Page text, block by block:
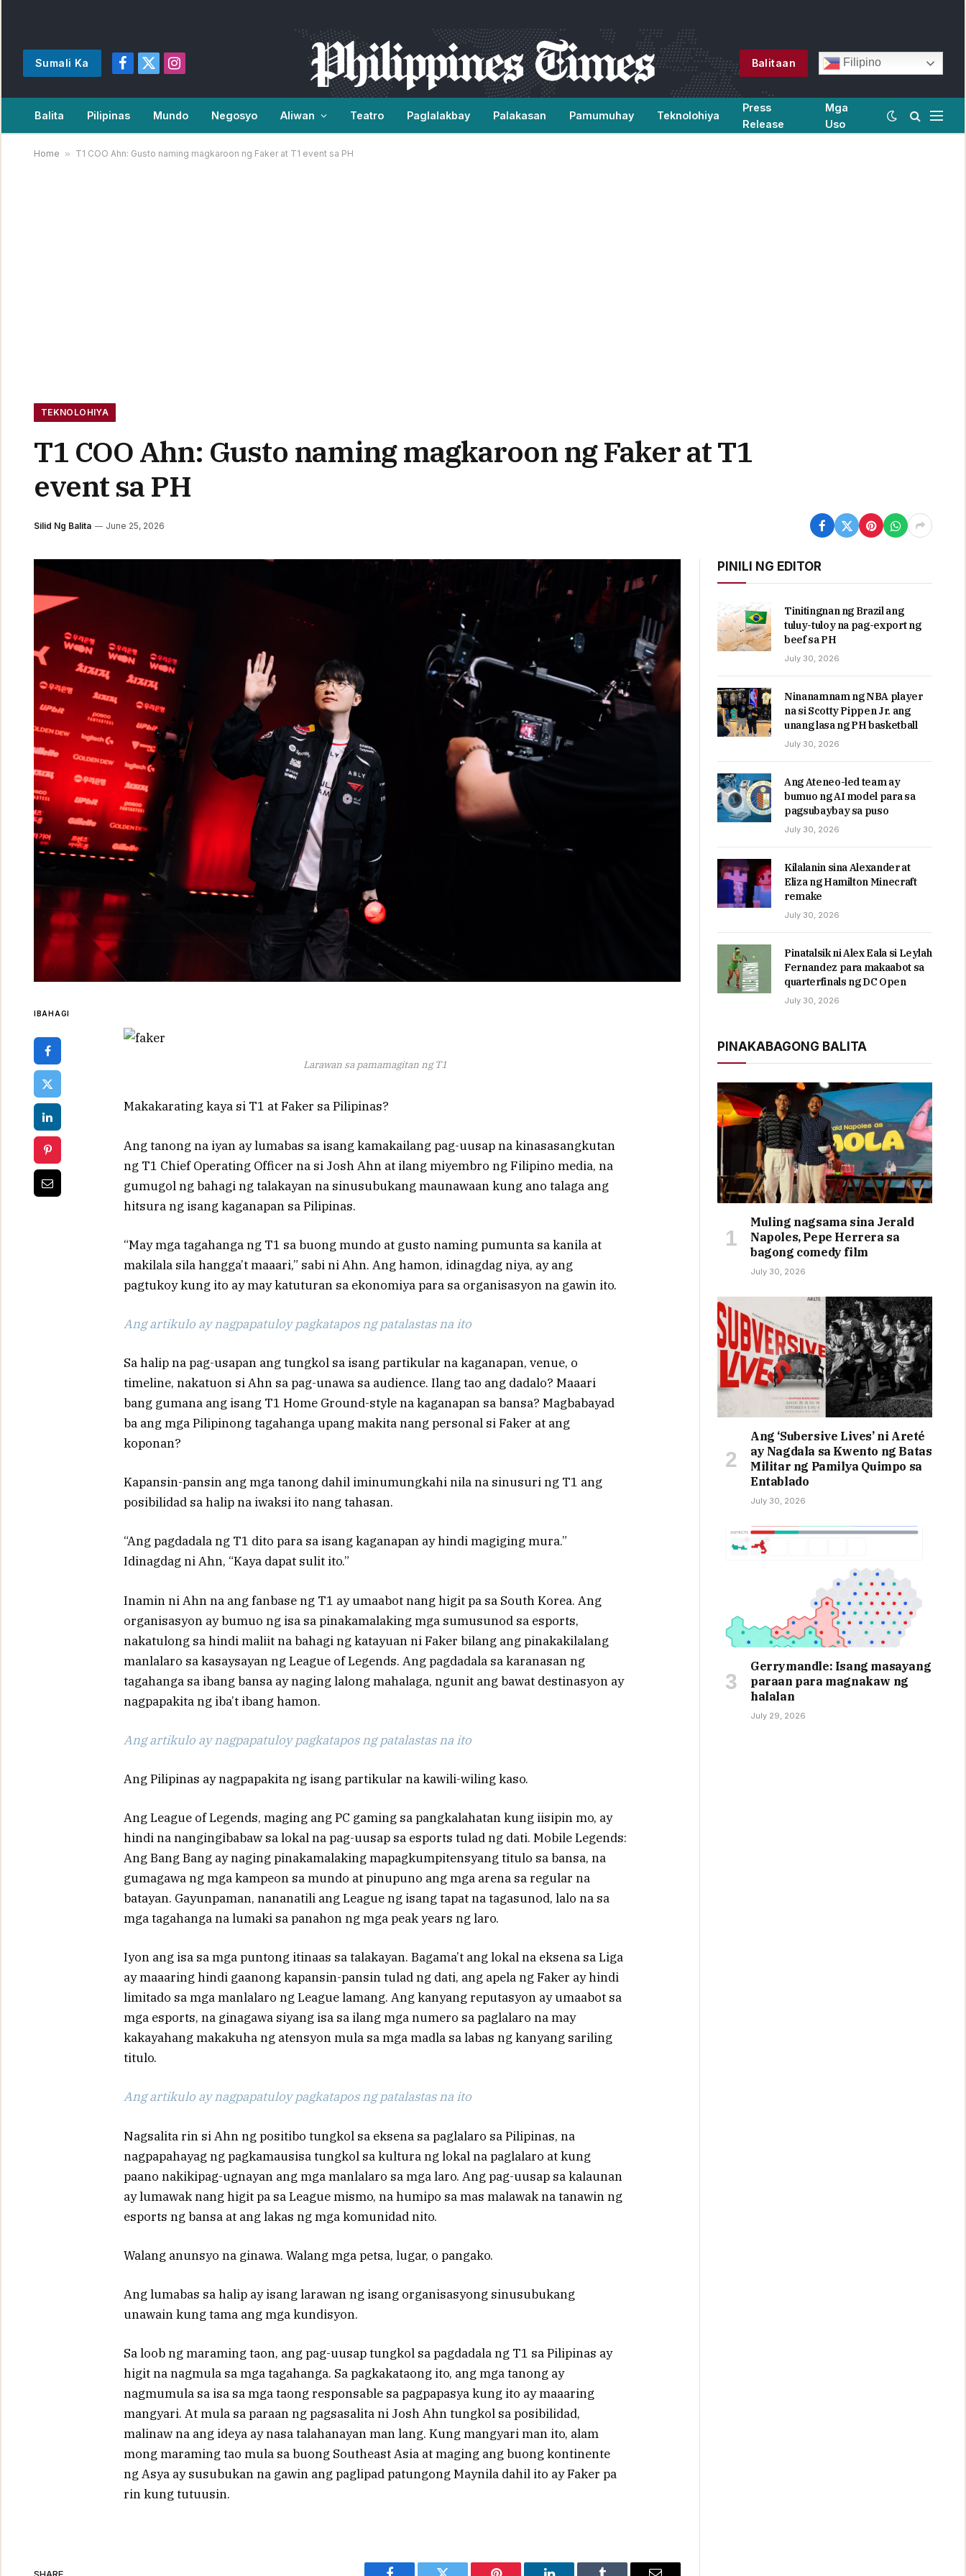
Sumali Ka
Facebook
X
Instagram
Balitaan Filipino
Balita Pilipinas Mundo Negosyo Aliwan Teatro Paglalakbay Palakasan Pamumuhay Teknolohiya
Press
Release
Mga
Uso
Home » T1 COO Ahn: Gusto naming magkaroon ng Faker at T1 event sa PH
TEKNOLOHIYA
T1 COO Ahn: Gusto naming magkaroon ng Faker at T1
event sa PH
Silid Ng Balita June 25, 2026
IBAHAGI
Larawan sa pamamagitan ng T1
Makakarating kaya si T1 at Faker sa Pilipinas?
Ang tanong na iyan ay lumabas sa isang kamakailang pag-uusap na kinasasangkutan
ng T1 Chief Operating Officer na si Josh Ahn at ilang miyembro ng Filipino media, na
gumugol ng bahagi ng talakayan na sinusubukang maunawaan kung ano talaga ang
hitsura ng isang kaganapan sa Pilipinas.
“May mga tagahanga ng T1 sa buong mundo at gusto naming pumunta sa kanila at
makilala sila hangga’t maaari,” sabi ni Ahn. Ang hamon, idinagdag niya, ay ang
pagtukoy kung ito ay may katuturan sa ekonomiya para sa organisasyon na gawin ito.
Ang artikulo ay nagpapatuloy pagkatapos ng patalastas na ito
Sa halip na pag-usapan ang tungkol sa isang partikular na kaganapan, venue, o
timeline, nakatuon si Ahn sa pag-unawa sa audience. Ilang tao ang dadalo? Maaari
bang gumana ang isang T1 Home Ground-style na kaganapan sa bansa? Magbabayad
ba ang mga Pilipinong tagahanga upang makita nang personal si Faker at ang
koponan?
Kapansin-pansin ang mga tanong dahil iminumungkahi nila na sinusuri ng T1 ang
posibilidad sa halip na iwaksi ito nang tahasan.
“Ang pagdadala ng T1 dito para sa isang kaganapan ay hindi magiging mura.”
Idinagdag ni Ahn, “Kaya dapat sulit ito.”
Inamin ni Ahn na ang fanbase ng T1 ay umaabot nang higit pa sa South Korea. Ang
organisasyon ay bumuo ng isa sa pinakamalaking mga sumusunod sa esports,
nakatulong sa hindi maliit na bahagi ng katayuan ni Faker bilang ang pinakakilalang
manlalaro sa kasaysayan ng League of Legends. Ang pagdadala sa karanasan ng
tagahanga sa ibang bansa ay naging lalong mahalaga, ngunit ang bawat destinasyon ay
nagpapakita ng iba’t ibang hamon.
Ang artikulo ay nagpapatuloy pagkatapos ng patalastas na ito
Ang Pilipinas ay nagpapakita ng isang partikular na kawili-wiling kaso.
Ang League of Legends, maging ang PC gaming sa pangkalahatan kung iisipin mo, ay
hindi na nangingibabaw sa lokal na pag-uusap sa esports tulad ng dati. Mobile Legends:
Ang Bang Bang ay naging pinakamalaking mapagkumpitensyang titulo sa bansa, na
gumagawa ng mga kampeon sa mundo at pinupuno ang mga arena sa regular na
batayan. Gayunpaman, nananatili ang League ng isang tapat na tagasunod, lalo na sa
mga tagahanga na lumaki sa panahon ng mga peak years ng laro.
Iyon ang isa sa mga puntong itinaas sa talakayan. Bagama’t ang lokal na eksena sa Liga
ay maaaring hindi gaanong kapansin-pansin tulad ng dati, ang apela ng Faker ay hindi
limitado sa mga manlalaro ng League lamang. Ang kanyang reputasyon ay umaabot sa
mga esports, na ginagawa siyang isa sa ilang mga numero sa paglalaro na may
kakayahang makakuha ng atensyon mula sa mga madla sa labas ng kanyang sariling
titulo.
Ang artikulo ay nagpapatuloy pagkatapos ng patalastas na ito
Nagsalita rin si Ahn ng positibo tungkol sa eksena sa paglalaro sa Pilipinas, na
nagpapahayag ng pagkamausisa tungkol sa kultura ng lokal na paglalaro at kung
paano nakikipag-ugnayan ang mga manlalaro sa mga laro. Ang pag-uusap sa kalaunan
ay lumawak nang higit pa sa League mismo, na humipo sa mas malawak na tanawin ng
esports ng bansa at ang lakas ng mga komunidad nito.
Walang anunsyo na ginawa. Walang mga petsa, lugar, o pangako.
Ang lumabas sa halip ay isang larawan ng isang organisasyong sinusubukang
unawain kung tama ang mga kundisyon.
Sa loob ng maraming taon, ang pag-uusap tungkol sa pagdadala ng T1 sa Pilipinas ay
higit na nagmula sa mga tagahanga. Sa pagkakataong ito, ang mga tanong ay
nagmumula sa isa sa mga taong responsable sa pagpapasya kung ito ay maaaring
mangyari. At mula sa paraan ng pagsasalita ni Josh Ahn tungkol sa posibilidad,
malinaw na ang ideya ay nasa talahanayan man lang. Kung mangyari man ito, alam
mong maraming tao mula sa buong Southeast Asia at maging ang buong kontinente
ng Asya ay susubukan na gawin ang paglipad patungong Maynila dahil ito ay Faker pa
rin kung tutuusin.
PINILI NG EDITOR
Tinitingnan ng Brazil ang
tuluy-tuloy na pag-export ng
beef sa PH
July 30, 2026
Ninanamnam ng NBA player
na si Scotty Pippen Jr. ang
unang lasa ng PH basketball
July 30, 2026
Ang Ateneo-led team ay
bumuo ng AI model para sa
pagsubaybay sa puso
July 30, 2026
Kilalanin sina Alexander at
Eliza ng Hamilton Minecraft
remake
July 30, 2026
Pinatalsik ni Alex Eala si Leylah
Fernandez para makaabot sa
quarterfinals ng DC Open
July 30, 2026
PINAKABAGONG BALITA
Muling nagsama sina Jerald
Napoles, Pepe Herrera sa
bagong comedy film
July 30, 2026
Ang ‘Subersive Lives’ ni Areté
ay Nagdala sa Kwento ng Batas
Militar ng Pamilya Quimpo sa
Entablado
July 30, 2026
Gerrymandle: Isang masayang
paraan para magnakaw ng
halalan
July 29, 2026